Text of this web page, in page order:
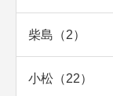
柴島（2）
小松（22）